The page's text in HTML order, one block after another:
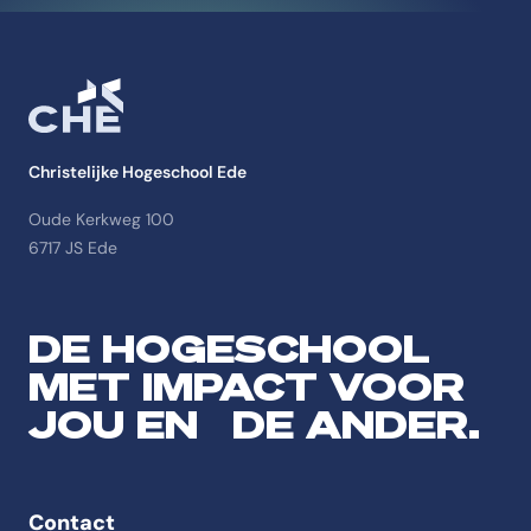
Christelijke Hogeschool Ede
Oude Kerkweg 100
6717 JS Ede
DE HOGESCHOOL
MET IMPACT VOOR
JOU EN DE ANDER.
Contact